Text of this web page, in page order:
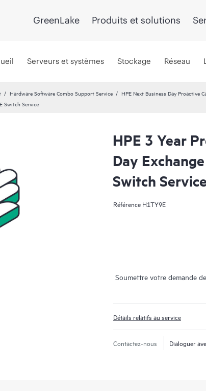
GreenLake Produits et solutions
Serveurs et systèmes Stockage Réseau
Hardware Software Combo Support Service
HPE Next Business Day Proactive
Switch Service
HPE 3 Year
Day
Switch Service
Référence H1TY9E
Soumettre votre demande
Détails relatifs au service
Contactez-nous Dialoguer